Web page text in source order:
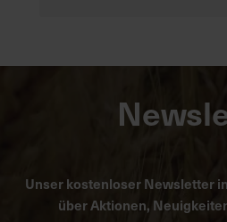
Unser kostenloser Newsletter
über Aktionen,